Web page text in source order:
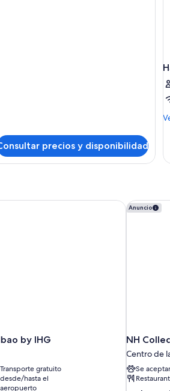
precios y disponibilidad
by IHG
Transporte gratuito
desde/hasta el
aeropuerto
by IHG Anuncio
NH
Centro de
Se
NH